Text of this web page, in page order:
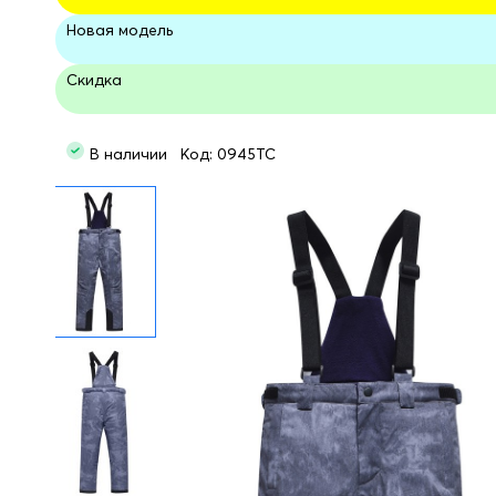
Новая модель
Скидка
В наличии Код: 0945TC